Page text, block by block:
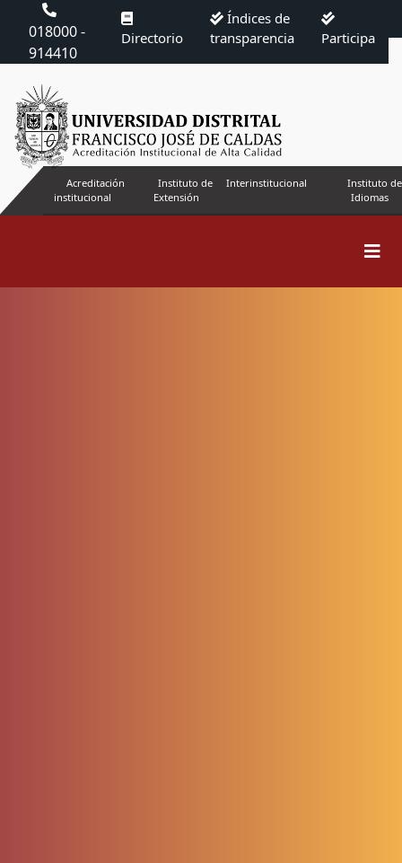
018000 -
914410
Directorio
Índices de
transparencia
Participa
Acreditación
institucional
Instituto de
Extensión
Interinstitucional
Instituto de
Idiomas